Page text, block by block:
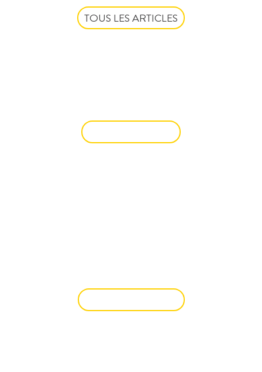
TOUS LES ARTICLES